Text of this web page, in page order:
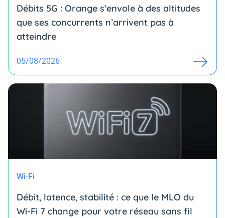
Débits 5G : Orange s'envole à des altitudes
que ses concurrents n’arrivent pas à
atteindre
05/08/2026
Wi-Fi
Débit, latence, stabilité : ce que le MLO du
Wi-Fi 7 change pour votre réseau sans fil